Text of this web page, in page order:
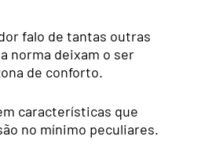
falo de tantas outras
norma deixam o ser
de conforto.
características que
no mínimo peculiares.